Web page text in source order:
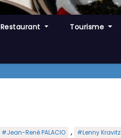
Restaurant Tourisme
#Jean-René PALACIO , #Lenny Kravitz